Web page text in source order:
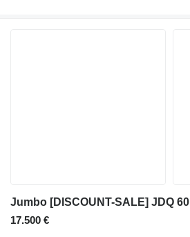
Jumbo [DISCOUNT-SALE] JDQ 60
17.500 €